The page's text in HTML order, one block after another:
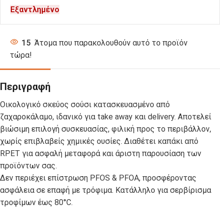
Εξαντλημένο
15 Άτομα που παρακολουθούν αυτό το προϊόν
τώρα!
Περιγραφή
Οικολογικό σκεύος σούσι κατασκευασμένο από
ζαχαροκάλαμο, ιδανικό για take away και delivery. Αποτελεί
βιώσιμη επιλογή συσκευασίας, φιλική προς το περιβάλλον,
χωρίς επιβλαβείς χημικές ουσίες. Διαθέτει καπάκι από
RPET για ασφαλή μεταφορά και άριστη παρουσίαση των
προϊόντων σας.
Δεν περιέχει επίστρωση PFOS & PFOA, προσφέροντας
ασφάλεια σε επαφή με τρόφιμα. Κατάλληλο για σερβίρισμα
τροφίμων έως 80°C.